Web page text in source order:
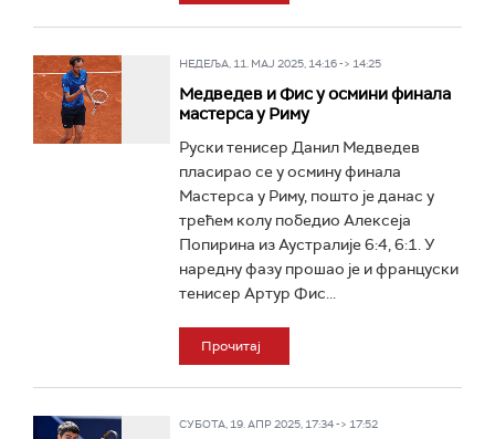
НЕДЕЉА, 11. МАЈ 2025, 14:16 -> 14:25
Медведев и Фис у осмини финала
мастерса у Риму
Руски тенисер Данил Медведев
пласирао се у осмину финала
Мастерса у Риму, пошто је данас у
трећем колу победио Алексеја
Попирина из Аустралије 6:4, 6:1. У
наредну фазу прошао је и француски
тенисер Артур Фис...
Прочитај
СУБОТА, 19. АПР 2025, 17:34 -> 17:52